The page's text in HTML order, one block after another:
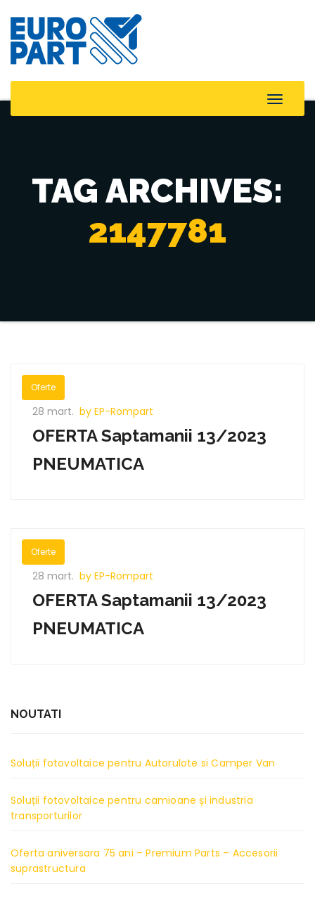
Toggle
TAG ARCHIVES:
2147781
Oferte
28 mart. by EP-Rompart
OFERTA Saptamanii 13/2023
PNEUMATICA
Oferte
28 mart. by EP-Rompart
OFERTA Saptamanii 13/2023
PNEUMATICA
NOUTATI
Soluții fotovoltaice pentru Autorulote si Camper Van
Soluții fotovoltaice pentru camioane și industria
transporturilor
Oferta aniversara 75 ani – Premium Parts – Accesorii
suprastructura